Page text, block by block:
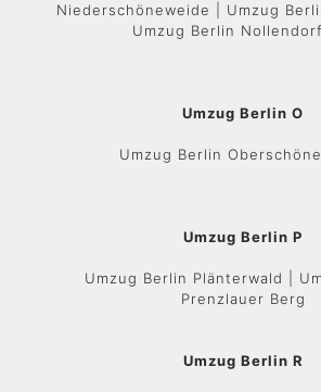
Niederschöneweide | Umzug
Umzug Berlin
Umzug Berlin O
Umzug Berlin
Umzug Berlin P
Umzug Berlin Plänterwald |
Prenzlauer Berg
Umzug Berlin R